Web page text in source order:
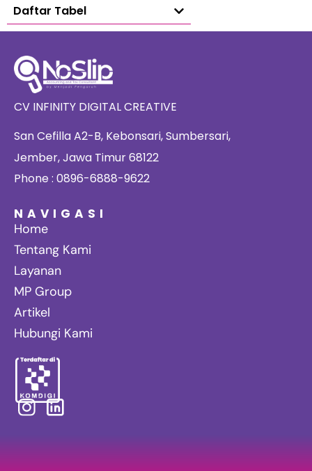
Daftar Tabel
CV INFINITY DIGITAL CREATIVE
San Cefilla A2-B, Kebonsari, Sumbersari,
Jember, Jawa Timur 68122
Phone : 0896-6888-9622
NAVIGASI
Home
Tentang Kami
Layanan
MP Group
Artikel
Hubungi Kami